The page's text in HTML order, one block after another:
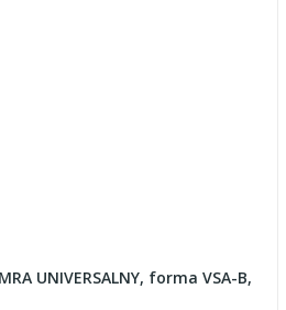
UNIVERSALNY, forma VSA-B,